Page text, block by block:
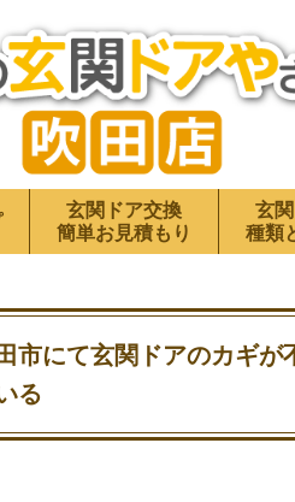
玄関ドア交換
簡単お見積もり
玄
種類
市にて玄関ドアのカギ
る